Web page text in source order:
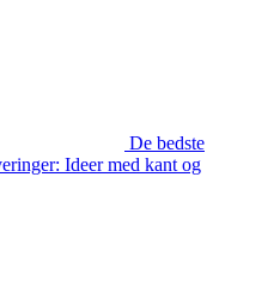
De bedste
Ideer med kant og